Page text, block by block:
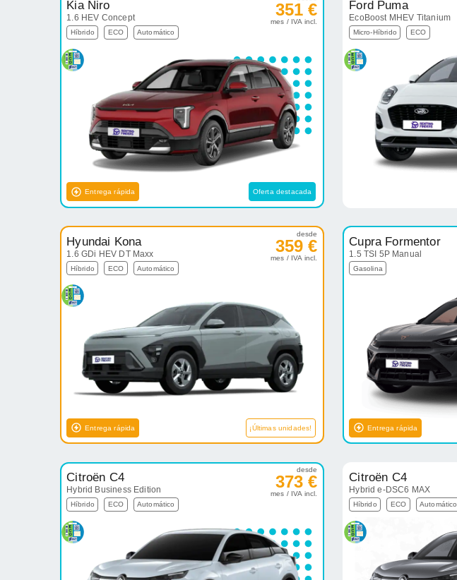
Kia Niro
1.6 HEV Concept
Híbrido ECO Automático
351 €
mes / IVA incl.
Entrega rápida Oferta destacada
Ford Puma
EcoBoost MHEV Titanium
Micro-Híbrido ECO
Hyundai Kona
1.6 GDi HEV DT Maxx
Híbrido ECO Automático
desde
359 €
mes / IVA incl.
Entrega rápida ¡Últimas unidades!
Cupra Formentor
1.5 TSI 5P Manual
Gasolina
Entrega rápida
Citroën C4
Hybrid Business Edition
Híbrido ECO Automático
desde
373 €
mes / IVA incl.
Citroën C4
Hybrid e-DSC6 MAX
Híbrido ECO Automático